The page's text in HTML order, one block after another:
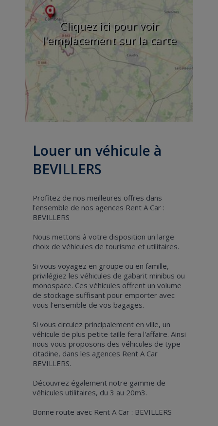
Cliquez ici pour voir
l'emplacement sur la carte
Louer un véhicule à
BEVILLERS
Profitez de nos meilleures offres dans
l'ensemble de nos agences Rent A Car :
BEVILLERS
Nous mettons à votre disposition un large
choix de véhicules de tourisme et utilitaires.
Si vous voyagez en groupe ou en famille,
privilégiez les véhicules de gabarit minibus ou
monospace. Ces véhicules offrent un volume
de stockage suffisant pour emporter avec
vous l'ensemble de vos bagages.
Si vous circulez principalement en ville, un
véhicule de plus petite taille fera l'affaire. Ainsi
nous vous proposons des véhicules de type
citadine, dans les agences Rent A Car
BEVILLERS.
Découvrez également notre gamme de
véhicules utilitaires, du 3 au 20m3.
Bonne route avec Rent A Car : BEVILLERS